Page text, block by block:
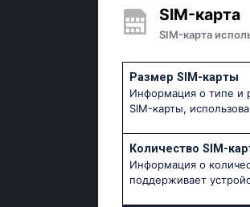
SIM-карта
SIM-карта
Размер SIM-карты
Информация о типе и
SIM-карты,
Количество SIM-
Информация о
поддерживает